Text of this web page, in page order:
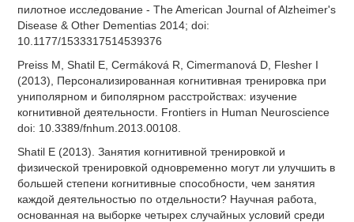
пилотное исследование - The American Journal of Alzheimer's
Disease & Other Dementias 2014; doi:
10.1177/1533317514539376
Preiss M, Shatil E, Cermáková R, Cimermanová D, Flesher I
(2013), Персонализированная когнитивная тренировка при
униполярном и биполярном расстройствах: изучение
когнитивной деятельности. Frontiers in Human Neuroscience
doi: 10.3389/fnhum.2013.00108.
Shatil E (2013). Занятия когнитивной тренировкой и
физической тренировкой одновременно могут ли улучшить в
большей степени когнитивные способности, чем занятия
каждой деятельностью по отдельности? Научная работа,
основанная на выборке четырех случайных условий среди